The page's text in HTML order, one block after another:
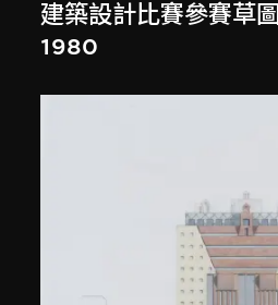
建築設計比賽參賽草圖
1980